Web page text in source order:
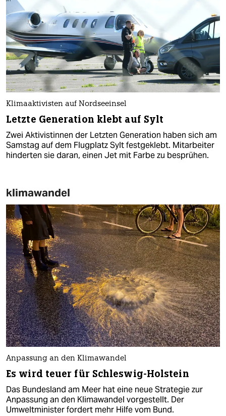
Klimaaktivisten auf Nordseeinsel
Letzte Generation klebt auf Sylt
Zwei Aktivistinnen der Letzten Generation haben sich am
Samstag auf dem Flugplatz Sylt festgeklebt. Mitarbeiter
hinderten sie daran, einen Jet mit Farbe zu besprühen.
klimawandel
Anpassung an den Klimawandel
Es wird teuer für Schleswig-Holstein
Das Bundesland am Meer hat eine neue Strategie zur
Anpassung an den Klimawandel vorgestellt. Der
Umweltminister fordert mehr Hilfe vom Bund.